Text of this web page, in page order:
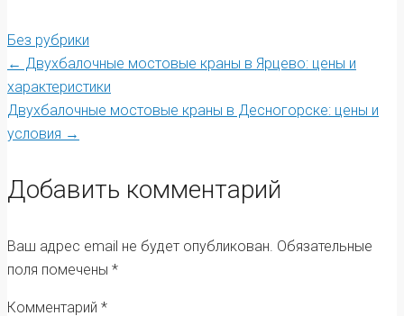
Без рубрики
Post
navigation
← Двухбалочные мостовые краны в Ярцево: цены и
характеристики
Двухбалочные мостовые краны в Десногорске: цены и
условия →
Добавить комментарий
Ваш адрес email не будет опубликован. Обязательные
поля помечены *
Комментарий *